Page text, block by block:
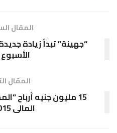
المقال
“جهينة” تبدأ زيادة
المقال
15 مليون جنيه أرباح
المالى 2015-2016